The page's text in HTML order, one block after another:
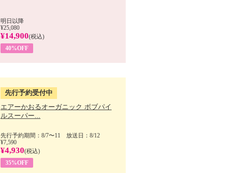
明日以降
¥25,080
¥14,900(税込)
40%OFF
先行予約受付中
エアーかおるオーガニック ボブパイ
ルスーパー...
先行予約期間：8/7〜11 放送日：8/12
¥7,590
¥4,930(税込)
35%OFF